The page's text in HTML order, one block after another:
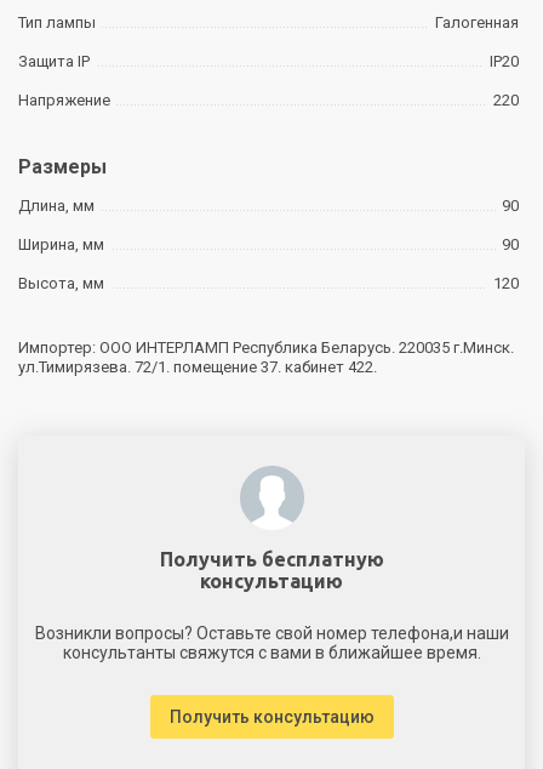
Тип лампы Галогенная
Защита IP IP20
Напряжение 220
Размеры
Длина, мм 90
Ширина, мм 90
Высота, мм 120
Импортер: ООО ИНТЕРЛАМП Республика Беларусь. 220035 г.Минск.
ул.Тимирязева. 72/1. помещение 37. кабинет 422.
Получить бесплатную
консультацию
Возникли вопросы? Оставьте свой номер телефона,и наши
консультанты свяжутся с вами в ближайшее время.
Получить консультацию